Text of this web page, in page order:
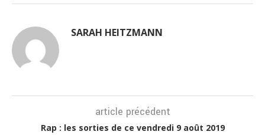
SARAH HEITZMANN
article précédent
Rap : les sorties de ce vendredi 9 août 2019